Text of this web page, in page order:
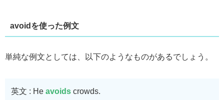
avoidを使った例文
単純な例文としては、以下のようなものがあるでしょう。
英文 : He avoids crowds.